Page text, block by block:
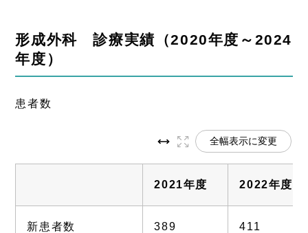
形成外科 診療実績（2020年度～2024
年度）
患者数
全幅表示に変更
2021年度 2022年度
新患者数 389 411